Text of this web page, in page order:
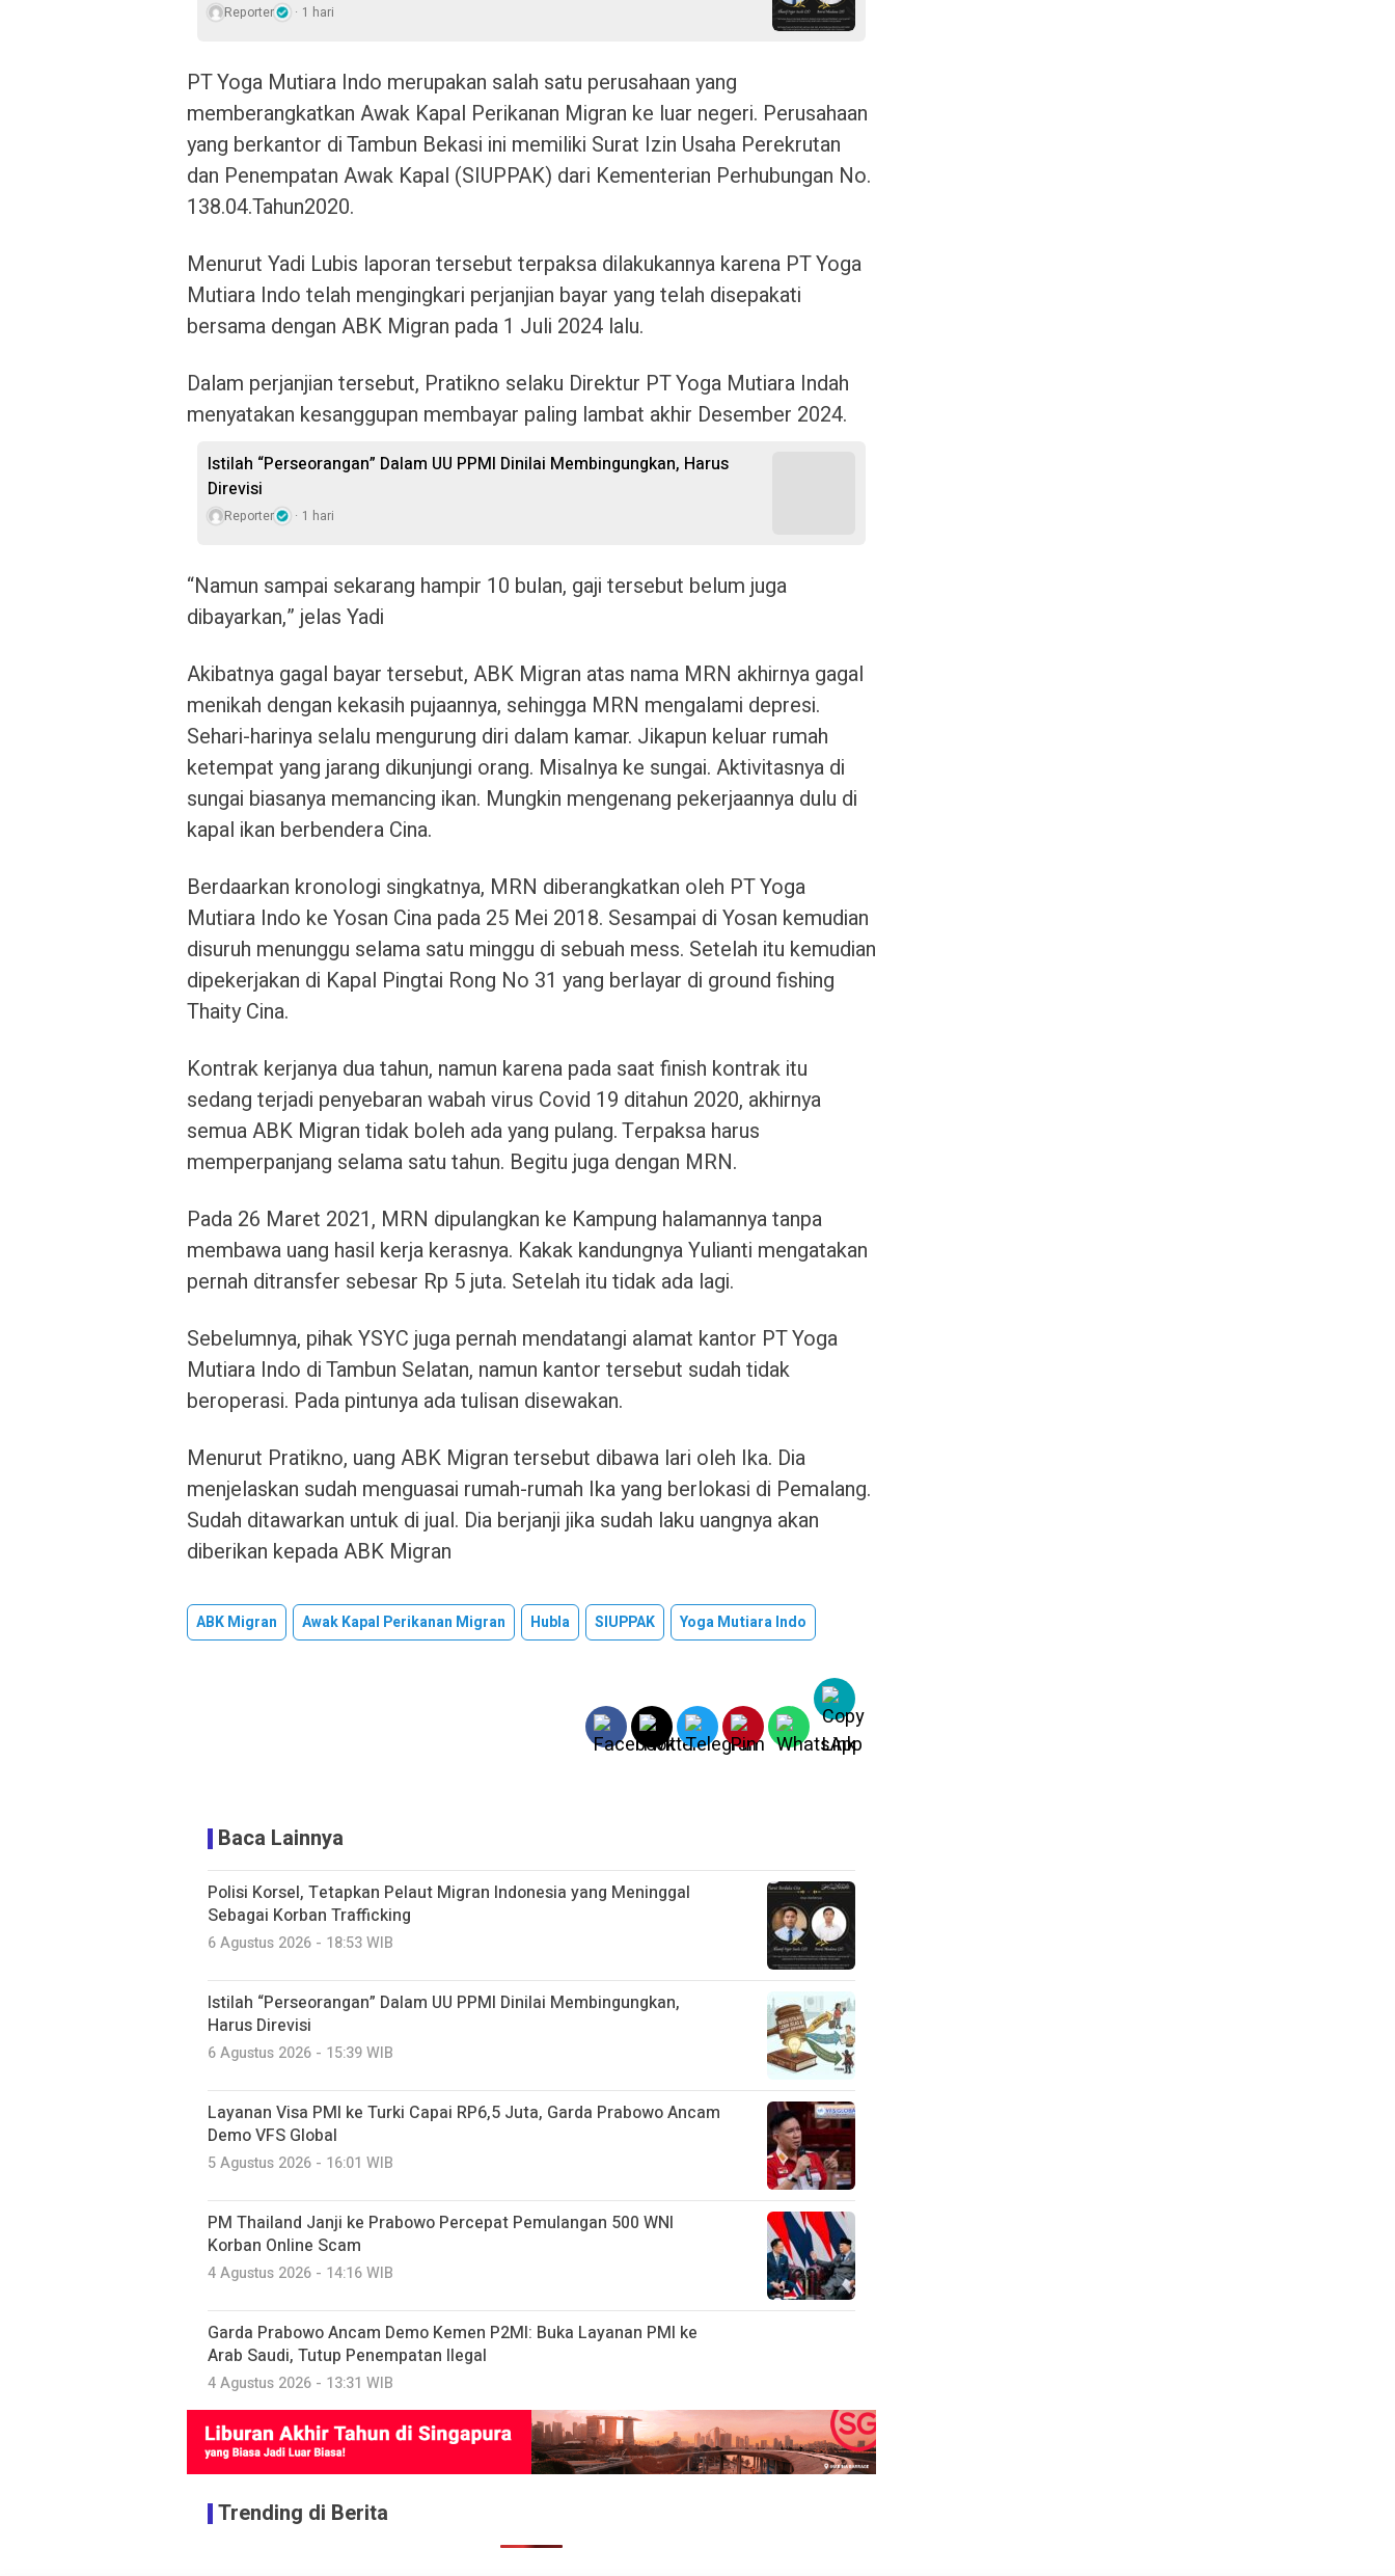
Reporter 1 hari
PT Yoga Mutiara Indo merupakan salah satu perusahaan yang
memberangkatkan Awak Kapal Perikanan Migran ke luar negeri. Perusahaan
yang berkantor di Tambun Bekasi ini memiliki Surat Izin Usaha Perekrutan
dan Penempatan Awak Kapal (SIUPPAK) dari Kementerian Perhubungan No.
138.04.Tahun2020.
Menurut Yadi Lubis laporan tersebut terpaksa dilakukannya karena PT Yoga
Mutiara Indo telah mengingkari perjanjian bayar yang telah disepakati
bersama dengan ABK Migran pada 1 Juli 2024 lalu.
Dalam perjanjian tersebut, Pratikno selaku Direktur PT Yoga Mutiara Indah
menyatakan kesanggupan membayar paling lambat akhir Desember 2024.
Istilah “Perseorangan” Dalam UU PPMI Dinilai Membingungkan, Harus
Direvisi
Reporter 1 hari
“Namun sampai sekarang hampir 10 bulan, gaji tersebut belum juga
dibayarkan,” jelas Yadi
Akibatnya gagal bayar tersebut, ABK Migran atas nama MRN akhirnya gagal
menikah dengan kekasih pujaannya, sehingga MRN mengalami depresi.
Sehari-harinya selalu mengurung diri dalam kamar. Jikapun keluar rumah
ketempat yang jarang dikunjungi orang. Misalnya ke sungai. Aktivitasnya di
sungai biasanya memancing ikan. Mungkin mengenang pekerjaannya dulu di
kapal ikan berbendera Cina.
Berdaarkan kronologi singkatnya, MRN diberangkatkan oleh PT Yoga
Mutiara Indo ke Yosan Cina pada 25 Mei 2018. Sesampai di Yosan kemudian
disuruh menunggu selama satu minggu di sebuah mess. Setelah itu kemudian
dipekerjakan di Kapal Pingtai Rong No 31 yang berlayar di ground fishing
Thaity Cina.
Kontrak kerjanya dua tahun, namun karena pada saat finish kontrak itu
sedang terjadi penyebaran wabah virus Covid 19 ditahun 2020, akhirnya
semua ABK Migran tidak boleh ada yang pulang. Terpaksa harus
memperpanjang selama satu tahun. Begitu juga dengan MRN.
Pada 26 Maret 2021, MRN dipulangkan ke Kampung halamannya tanpa
membawa uang hasil kerja kerasnya. Kakak kandungnya Yulianti mengatakan
pernah ditransfer sebesar Rp 5 juta. Setelah itu tidak ada lagi.
Sebelumnya, pihak YSYC juga pernah mendatangi alamat kantor PT Yoga
Mutiara Indo di Tambun Selatan, namun kantor tersebut sudah tidak
beroperasi. Pada pintunya ada tulisan disewakan.
Menurut Pratikno, uang ABK Migran tersebut dibawa lari oleh Ika. Dia
menjelaskan sudah menguasai rumah-rumah Ika yang berlokasi di Pemalang.
Sudah ditawarkan untuk di jual. Dia berjanji jika sudah laku uangnya akan
diberikan kepada ABK Migran
ABK Migran Awak Kapal Perikanan Migran Hubla SIUPPAK Yoga Mutiara Indo
Baca Lainnya
Polisi Korsel, Tetapkan Pelaut Migran Indonesia yang Meninggal
Sebagai Korban Trafficking
6 Agustus 2026 - 18:53 WIB
Istilah “Perseorangan” Dalam UU PPMI Dinilai Membingungkan,
Harus Direvisi
6 Agustus 2026 - 15:39 WIB
Layanan Visa PMI ke Turki Capai RP6,5 Juta, Garda Prabowo Ancam
Demo VFS Global
5 Agustus 2026 - 16:01 WIB
PM Thailand Janji ke Prabowo Percepat Pemulangan 500 WNI
Korban Online Scam
4 Agustus 2026 - 14:16 WIB
Garda Prabowo Ancam Demo Kemen P2MI: Buka Layanan PMI ke
Arab Saudi, Tutup Penempatan Ilegal
4 Agustus 2026 - 13:31 WIB
Trending di Berita